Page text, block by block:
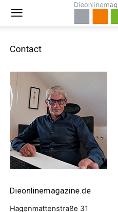
Contact
Dieonlinemagazine.de
Hagenmattenstraße 31